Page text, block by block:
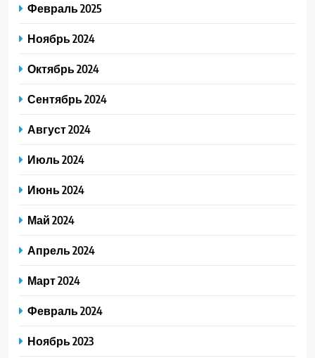
Февраль 2025
Ноябрь 2024
Октябрь 2024
Сентябрь 2024
Август 2024
Июль 2024
Июнь 2024
Май 2024
Апрель 2024
Март 2024
Февраль 2024
Ноябрь 2023